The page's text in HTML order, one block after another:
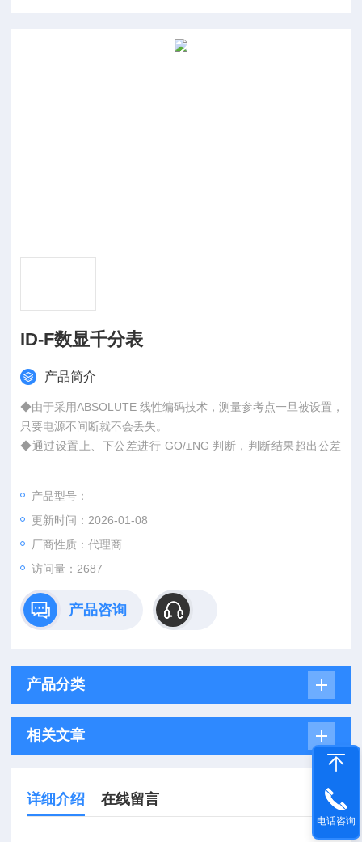
ID-F数显千分表
产品简介
◆由于采用ABSOLUTE 线性编码技术，测量参考点一旦被设置，
只要电源不间断就不会丢失。
◆通过设置上、下公差进行 GO/±NG 判断，判断结果超出公差
时，背灯显示由绿色变为红色。
触。此千分表与指针式千分表一样，易于操作。模拟杆显示范围
可改变。
◆带有SPC 数据输出
产品型号：
更新时间：2026-01-08
厂商性质：代理商
访问量：2687
产品咨询
产品分类
相关文章
详细介绍 在线留言
电话咨询